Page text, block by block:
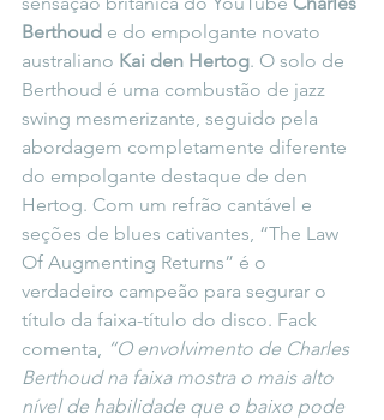
Berthoud e do empolgante novato
australiano Kai den Hertog. O solo de
Berthoud é uma combustão de jazz
swing mesmerizante, seguido pela
abordagem completamente diferente
do empolgante destaque de den
Hertog. Com um refrão cantável e
seções de blues cativantes, “The Law
Of Augmenting Returns” é o
verdadeiro campeão para segurar o
título da faixa-título do disco. Fack
comenta, “O envolvimento de Charles
Berthoud na faixa mostra o mais alto
nível de habilidade que o baixo pode